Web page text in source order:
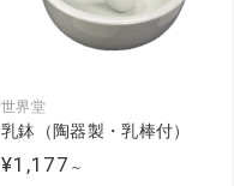
世界堂
乳鉢（陶器製・乳棒付）
¥1,177 ～